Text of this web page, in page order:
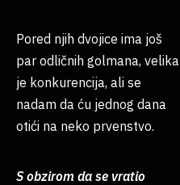
Pored njih dvojice ima još
par odličnih golmana, velika
je konkurencija, ali se
nadam da ću jednog dana
otići na neko prvenstvo.
S obzirom da se vratio